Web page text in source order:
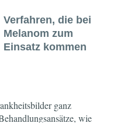
Verfahren, die bei
Melanom zum
Einsatz kommen
ganz
wie